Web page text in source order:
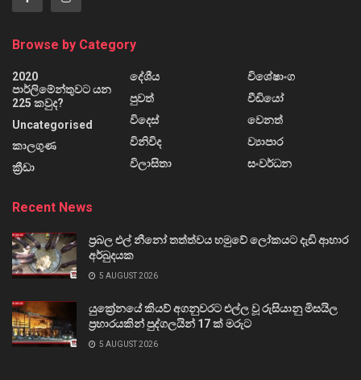
Browse by Category
2020
පාර්ලිමේන්තුවට යන
225 කවුද?
Uncategorised
කාලගුණ
ක්‍රීඩා
දේශීය
පුවත්
විදෙස්
විනිවිද
විලාසිතා
විශේෂාංග
වීඩියෝ
වෙනත්
ව්‍යාපාර
සංවර්ධන
Recent News
ප්‍රබල එල් නීනෝ තත්ත්වය හමුවේ ලෝකයට දැඩි ආහාර
අර්බුදයක
5 AUGUST 2026
යුක්‍රේනයේ කියව් අගනුවරට එල්ල වූ රුසියානු මිසයිල
ප්‍රහාරයකින් පුද්ගලයින් 17 ක් මරුට
5 AUGUST 2026